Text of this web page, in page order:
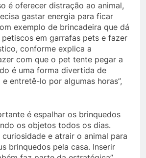
é oferecer distração ao animal,
gastar energia para ficar
exemplo de brincadeira que dá
em garrafas pets e fazer
conforme explica a
com que o pet tente pegar a
é uma forma divertida de
entretê-lo por algumas horas”,
é espalhar os brinquedos
os objetos todos os dias.
curiosidade e atrair o animal para
brinquedos pela casa. Inserir